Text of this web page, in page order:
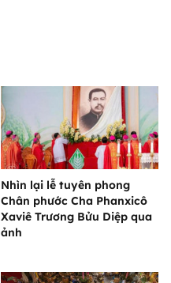
Nhìn lại lễ tuyên phong
Chân phước Cha Phanxicô
Xaviê Trương Bửu Diệp qua
ảnh